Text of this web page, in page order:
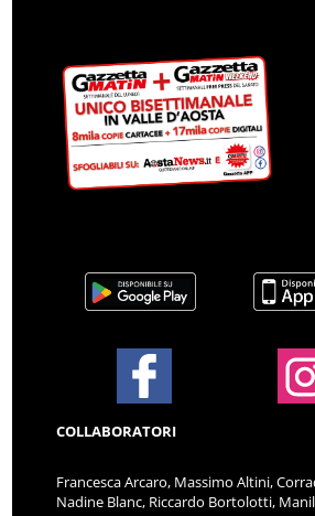
COLLABORATORI
Francesca Arcaro, Massimo Altini,
Nadine Blanc, Riccardo Bortolotti,